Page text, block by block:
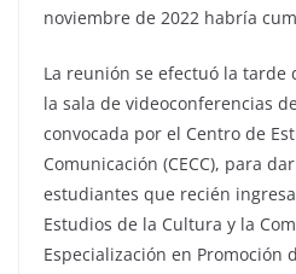
noviembre de 2022 habría
La reunión se efectuó la tarde
la sala de videoconferencias
convocada por el Centro de
Comunicación (CECC), para
estudiantes que recién
Estudios de la Cultura y la
Especialización en Promoción